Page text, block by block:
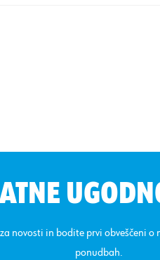
novosti in bodite prvi obveščeni
ponudbah.